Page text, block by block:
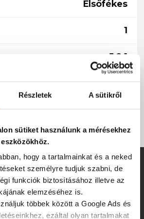
Részletek A sütikről
sütiket használunk a mérésekhez
hogy a tartalmainkat és a neked
személyre tudjuk szabni, de
funkciók biztosításához illetve az
elemzéséhez is.
többek között a Google Ads és
ezáltal olyan tartalmakat
Elsőfékes
1
5.2:1
0,20 mm / 230 m
237 g
KIVÁLÓAK
FRENETIC MINI FD gyerek orsó 25